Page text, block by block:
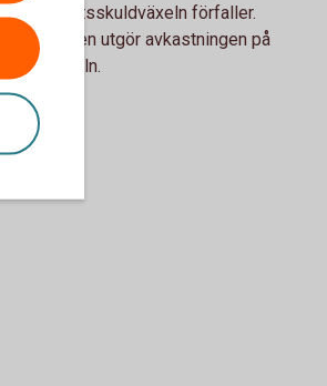
när statsskuldväxeln förfaller.
utgör avkastningen på